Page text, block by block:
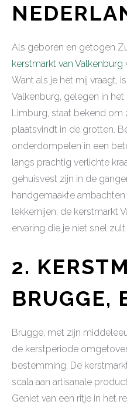
Als geboren en getogen
kerstmarkt van Valkenburg
Want als je het mij vraagt,
Valkenburg, gelegen in
Limburg, staat bekend om
plaatsvindt in de grotten.
onderdompelen in een
langs prachtig verlichte
gehuisvest zijn in de
handgemaakte
lekkernijen, de kerstmarkt
ervaring die je niet snel
2.
BRUGGE,
Brugge, met zijn
de kerstperiode
bestemming. De
scala aan artisanale
Geniet van een ritje in het